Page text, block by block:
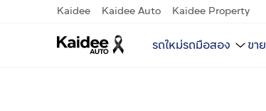
Kaidee Kaidee Auto Kaidee Property
รถใหม่รถมือสอง ขา